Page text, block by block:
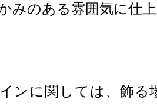
みのある雰囲気に仕
ンに関しては、飾る